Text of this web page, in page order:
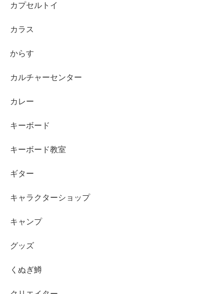
カプセルトイ
カラス
からす
カルチャーセンター
カレー
キーボード
キーボード教室
ギター
キャラクターショップ
キャンプ
グッズ
くぬぎ鱒